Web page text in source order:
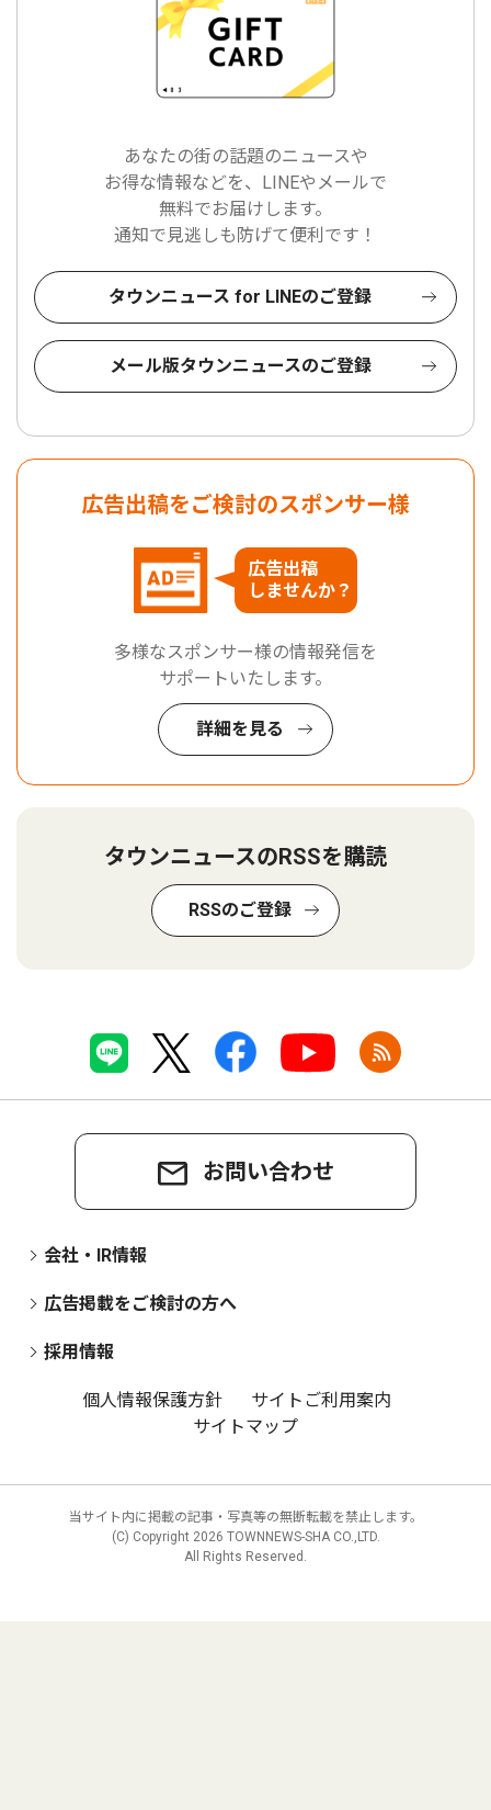
あなたの街の話題のニュースや
お得な情報などを、LINEやメールで
無料でお届けします。
通知で見逃しも防げて便利です！
タウンニュース for LINEのご登録
メール版タウンニュースのご登録
広告出稿をご検討のスポンサー様
広告出稿
しませんか？
多様なスポンサー様の情報発信を
サポートいたします。
詳細を見る
タウンニュースのRSSを購読
RSSのご登録
お問い合わせ
会社・IR情報
広告掲載をご検討の方へ
採用情報
個人情報保護方針
サイトご利用案内
サイトマップ
当サイト内に掲載の記事・写真等の無断転載を禁止します。
(C) Copyright 2026 TOWNNEWS-SHA CO.,LTD.
All Rights Reserved.